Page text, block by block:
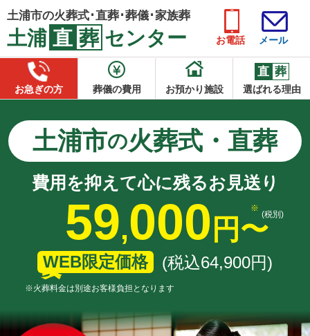
土浦市の火葬式･直葬･葬儀･家族葬
土浦 直 葬 センター お電話 メール
お急ぎの方 葬儀の費用 お預かり施設
直 葬
選ばれる理由
土浦市の火葬式・直葬
費用を抑えて心に残るお見送り
59,000 円〜(税別)
WEB限定価格 (税込64,900円)
※火葬料金は別途お客様負担となります